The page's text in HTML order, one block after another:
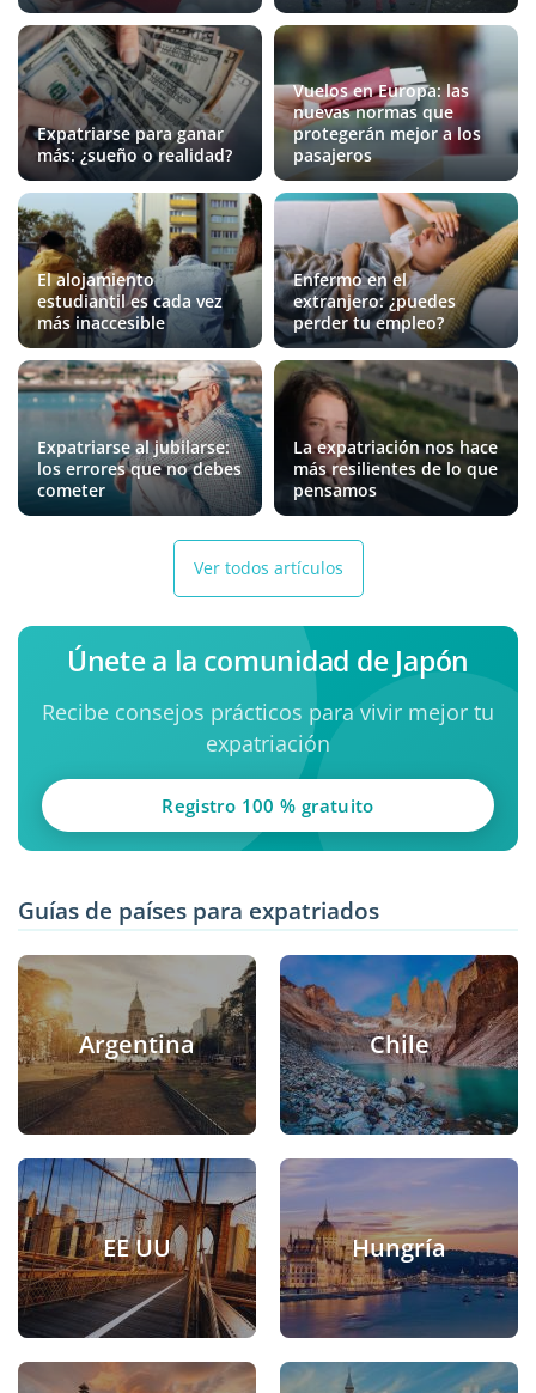
Expatriarse para ganar
más: ¿sueño o realidad?
Vuelos en Europa: las
nuevas normas que
protegerán mejor a los
pasajeros
El alojamiento
estudiantil es cada vez
más inaccesible
Enfermo en el
extranjero: ¿puedes
perder tu empleo?
Expatriarse al jubilarse:
los errores que no debes
cometer
La expatriación nos hace
más resilientes de lo que
pensamos
Ver todos artículos
Únete a la comunidad de Japón
Recibe consejos prácticos para vivir mejor tu
expatriación
Registro 100 % gratuito
Guías de países para expatriados
Argentina Chile
EE UU Hungría